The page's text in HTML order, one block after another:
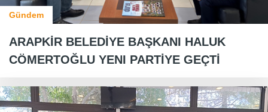
Gündem
ARAPKİR BELEDİYE BAŞKANI HALUK
CÖMERTOĞLU YENI PARTİYE GEÇTİ